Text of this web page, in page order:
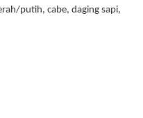
putih, cabe, daging sapi,